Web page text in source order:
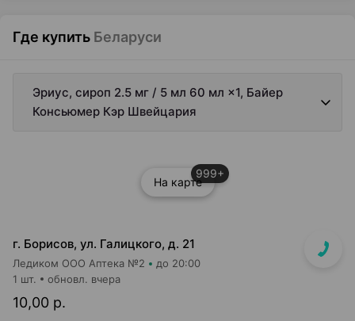
Где купить Беларуси
Эриус, сироп 2.5 мг / 5 мл 60 мл ×1, Байер
Консьюмер Кэр Швейцария
На карте
999+
г. Борисов, ул. Галицкого, д. 21
Ледиком ООО Аптека №2 до 20:00
10,00 р.
1 шт. обновл. вчера